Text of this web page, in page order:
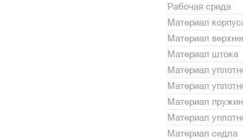
Рабочая среда
Материал
Материал
Материал штока
Материал
Материал
Материал
Материал
Материал седла